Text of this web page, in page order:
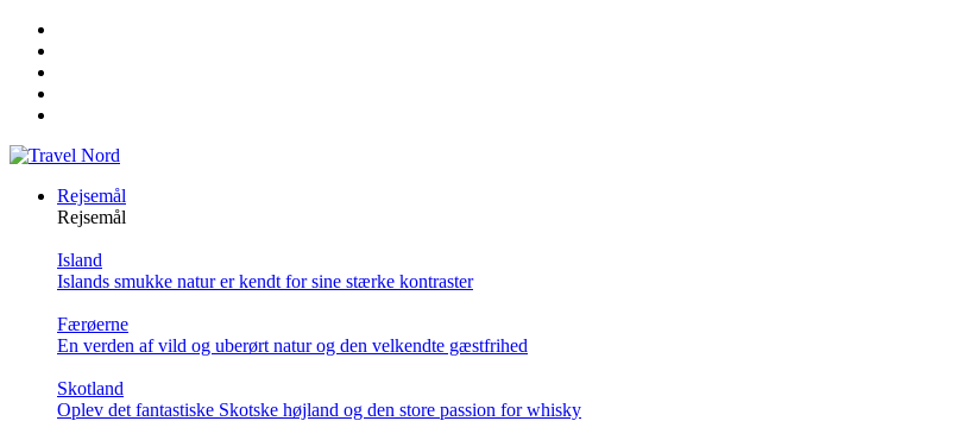
Rejsemål
Rejsemål
Island
Islands smukke natur er kendt for sine stærke kontraster
Færøerne
En verden af vild og uberørt natur og den velkendte gæstfrihed
Skotland
Oplev det fantastiske Skotske højland og den store passion for whisky